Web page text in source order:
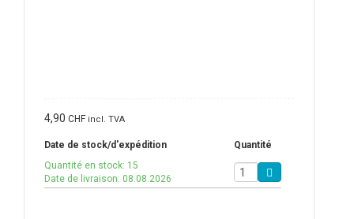
4,90 CHF incl. TVA
Date de stock/d'expédition
Quantité
Quantité en stock: 15
Date de livraison: 08.08.2026